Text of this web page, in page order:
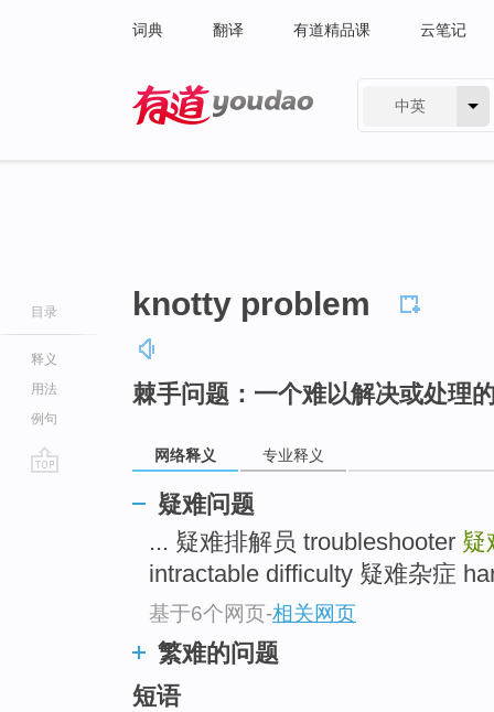
词典 翻译 有道精品课 云笔记
中英
目录
释义
用法
例句
knotty problem
棘手问题：一个难以解决或处理
网络释义 专业释义
疑难问题
... 疑难排解员 troubleshooter 疑
intractable difficulty 疑难杂症
基于6个网页-相关网页
繁难的问题
短语